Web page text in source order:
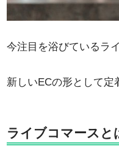
今注目を浴びているラ
新しいECの形として定
ライブコマースと